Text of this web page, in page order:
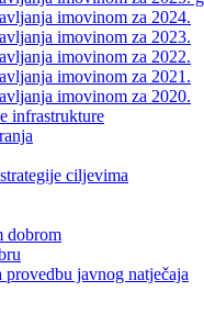
imovinom za 2024.
imovinom za 2023.
imovinom za 2022.
imovinom za 2021.
imovinom za 2020.
infrastrukture
ciljevima
dobrom
javnog natječaja